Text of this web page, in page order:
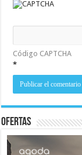
Código CAPTCHA
*
Ofertas